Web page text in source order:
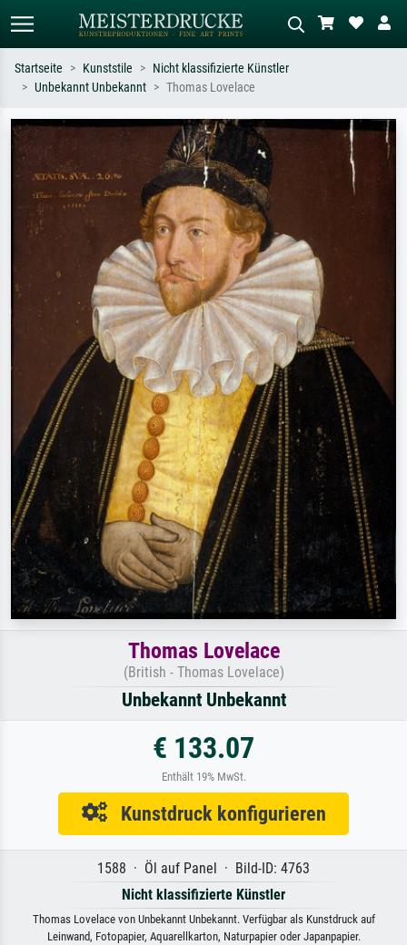
Suchen Sie nach Künstlern, Werktiteln
oder Stilen – z.B. Monet,
Sternennacht, Impressionismus, Welle
Hokusai, Akt.
Beschreiben Sie die Szene – z.B. Grüne
Wiese, Abstrakt mit viel Rot, Dunkles
Ölgemälde, Stehender Akt neben einem
Startseite Kunststile
Nicht klassifizierte Künstler
Unbekannt Unbekannt
Thomas Lovelace
Thomas Lovelace
(British - Thomas Lovelace)
Unbekannt Unbekannt
€ 133.07
Enthält 19% MwSt.
Kunstdruck konfigurieren
1588 · Öl auf Panel · Bild-ID: 4763
Nicht klassifizierte Künstler
Thomas Lovelace von Unbekannt Unbekannt. Verfügbar als Kunstdruck auf
Leinwand, Fotopapier, Aquarellkarton, Naturpapier oder Japanpapier.